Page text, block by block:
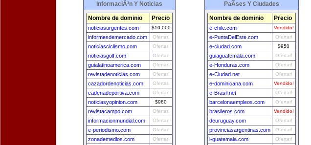
InformaciÃ³n Y Noticias
Nombre de dominio Precio
noticiasurgentes.com $10,000
informesdemercado.com Ofertar!
noticiasciclismo.com Ofertar!
noticiasgolf.com Ofertar!
guialatinoamerica.com Ofertar!
revistadenoticias.com Ofertar!
cazadordenoticias.com Ofertar!
cadenadeportiva.com Ofertar!
noticiasyopinion.com $980
revistacampo.com Ofertar!
informacionmundial.com Ofertar!
e-periodismo.com Ofertar!
zonademedios.com Ofertar!
PaÃ­ses Y Ciudades
Nombre de dominio Precio
e-chile.com Vendido!
e-PuntaDelEste.com Ofertar!
e-ciudad.com $950
guiaguatemala.com Ofertar!
e-Honduras.com Ofertar!
e-Ciudad.net Ofertar!
e-dominicana.com Vendido!
e-Brasil.net Ofertar!
barcelonaempleos.com Ofertar!
brasileros.com Vendido!
deuruguay.com Ofertar!
provinciasargentinas.com Ofertar!
i-guatemala.com Ofertar!